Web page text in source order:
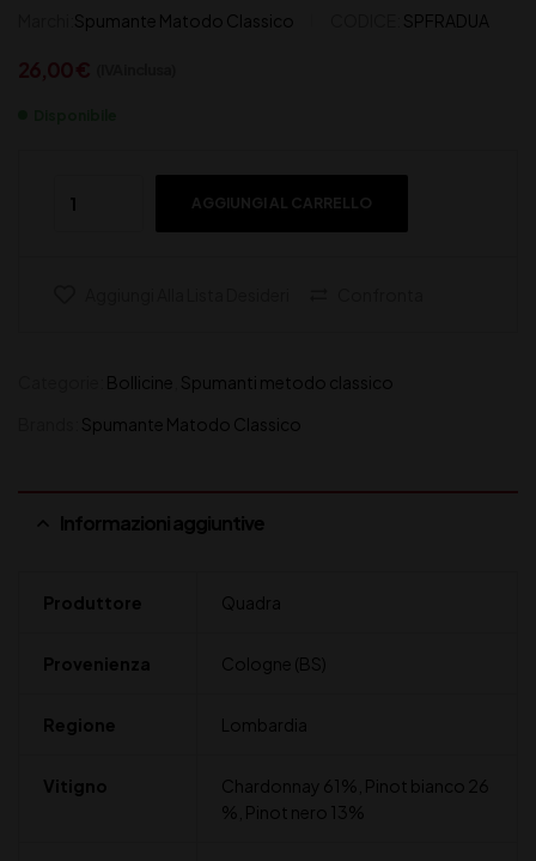
Spumante Matodo Classico SPFRADUA
AGGIUNGI AL CARRELLO
Bollicine Spumanti metodo classico
Spumante Matodo Classico
Informazioni aggiuntive
Produttore Quadra
Provenienza Cologne (BS)
Regione Lombardia
Vitigno
Chardonnay 61%, Pinot bianco 26
%, Pinot nero 13%